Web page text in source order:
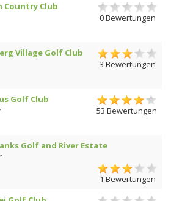
Country Club
0 Bewertungen
Village Golf Club
3 Bewertungen
Golf Club
53 Bewertungen
Golf and River Estate
1 Bewertungen